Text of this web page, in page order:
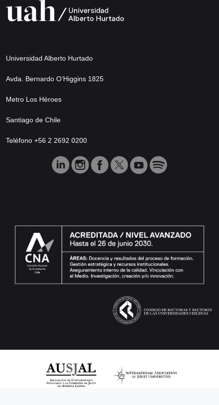
Universidad Alberto Hurtado
Avda. Bernardo O’Higgins 1825
Metro Los Héroes
Santiago de Chile
Teléfono +56 2 2692 0200